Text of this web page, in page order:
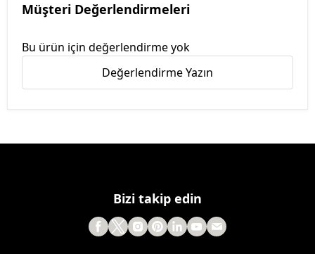
Müşteri Değerlendirmeleri
Bu ürün için değerlendirme yok
Değerlendirme Yazın
Bizi takip edin